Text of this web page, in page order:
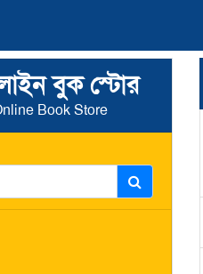
বুক স্টোর
Book Store